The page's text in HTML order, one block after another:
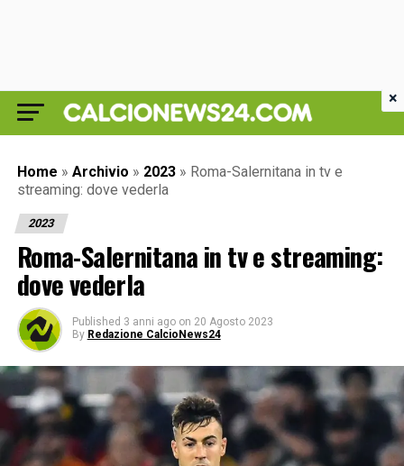
Home » Archivio » 2023 » Roma-Salernitana in tv e
streaming: dove vederla
2023
Roma-Salernitana in tv e streaming:
dove vederla
Published 3 anni ago on 20 Agosto 2023
By Redazione CalcioNews24
×